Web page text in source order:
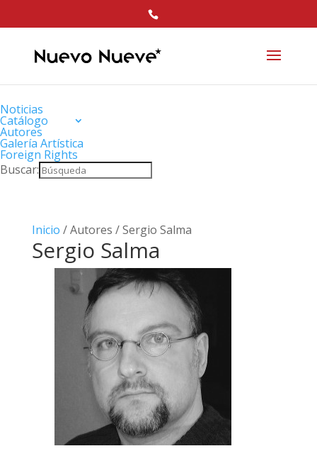
Noticias
Catálogo
Autores
Galería Artística
Foreign Rights
Buscar:
Inicio / Autores / Sergio Salma
Sergio Salma